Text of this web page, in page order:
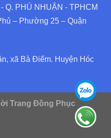
Q. PHÚ NHUẬN - TPHCM
– Phường 25 – Quận
xã Bà Điểm. Huyện Hóc
Trang Đồng Phục